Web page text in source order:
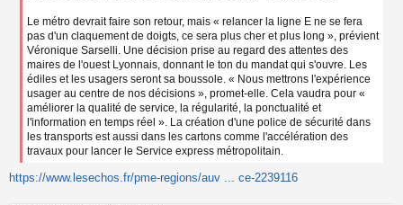
Le métro devrait faire son retour, mais « relancer la ligne E ne se fera
pas d'un claquement de doigts, ce sera plus cher et plus long », prévient
Véronique Sarselli. Une décision prise au regard des attentes des
maires de l'ouest Lyonnais, donnant le ton du mandat qui s'ouvre. Les
édiles et les usagers seront sa boussole. « Nous mettrons l'expérience
usager au centre de nos décisions », promet-elle. Cela vaudra pour «
améliorer la qualité de service, la régularité, la ponctualité et
l'information en temps réel ». La création d'une police de sécurité dans
les transports est aussi dans les cartons comme l'accélération des
travaux pour lancer le Service express métropolitain.
https://www.lesechos.fr/pme-regions/auv ... ce-2239116